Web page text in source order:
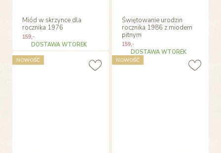
Miód w skrzynce dla
rocznika 1976
159,-
DOSTAWA WTOREK
Świętowanie urodzin
rocznika 1986 z miodem
pitnym
159 ,-
DOSTAWA WTOREK
NOWOŚĆ NOWOŚĆ